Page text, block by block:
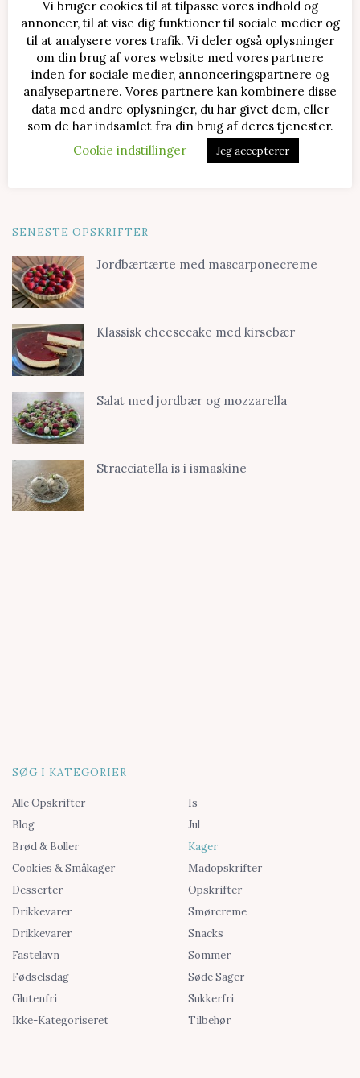
SENESTE OPSKRIFTER
Jordbærtærte med mascarponecreme
Klassisk cheesecake med kirsebær
Salat med jordbær og mozzarella
Stracciatella is i ismaskine
SØG I KATEGORIER
Alle Opskrifter
Blog
Brød & Boller
Cookies & Småkager
Desserter
Drikkevarer
Drikkevarer
Fastelavn
Fødselsdag
Glutenfri
Ikke-Kategoriseret
Is
Jul
Kager
Madopskrifter
Opskrifter
Smørcreme
Snacks
Sommer
Søde Sager
Sukkerfri
Tilbehør
Vi bruger cookies til at tilpasse vores indhold og
annoncer, til at vise dig funktioner til sociale medier og
til at analysere vores trafik. Vi deler også oplysninger
om din brug af vores website med vores partnere
inden for sociale medier, annonceringspartnere og
analysepartnere. Vores partnere kan kombinere disse
data med andre oplysninger, du har givet dem, eller
som de har indsamlet fra din brug af deres tjenester.
Cookie indstillinger
Jeg accepterer